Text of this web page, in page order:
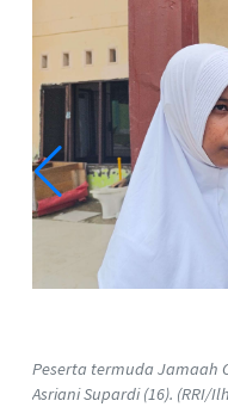
Peserta termuda Jamaah
Asriani Supardi (16). (RRI/